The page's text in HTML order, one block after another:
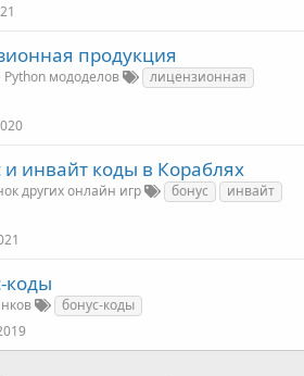
продукция
мододелов
лицензионная
и инвайт коды в Кораблях
других онлайн игр бонус
инвайт
коды
бонус-коды